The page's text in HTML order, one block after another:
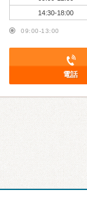
14:30-18:00
09:00-13:00
電話